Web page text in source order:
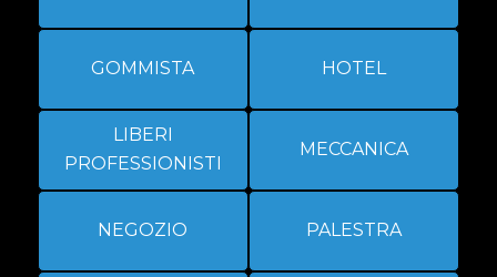
GOMMISTA HOTEL
LIBERI
PROFESSIONISTI
MECCANICA
NEGOZIO PALESTRA